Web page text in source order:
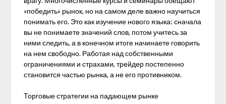
«победить» рынок, но на самом деле важно научиться
понимать его. Это как изучение нового языка: сначала
вы не понимаете значений слов, потом учитесь за
ними следить, а в конечном итоге начинаете говорить
на нем свободно. Работая над собственными
ограничениями и страхами, трейдер постепенно
становится частью рынка, а не его противником.
Торговые стратегии на падающем рынке